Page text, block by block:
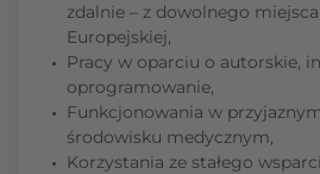
zdalnie – z dowolnego
Europejskiej,
Pracy w oparciu o autorskie,
oprogramowanie,
Funkcjonowania w
środowisku medycznym,
Korzystania ze stałego